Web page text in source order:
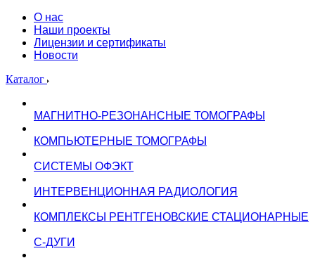
О нас
Наши проекты
Лицензии и сертификаты
Новости
Каталог
МАГНИТНО-РЕЗОНАНСНЫЕ ТОМОГРАФЫ
КОМПЬЮТЕРНЫЕ ТОМОГРАФЫ
СИСТЕМЫ ОФЭКТ
ИНТЕРВЕНЦИОННАЯ РАДИОЛОГИЯ
КОМПЛЕКСЫ РЕНТГЕНОВСКИЕ СТАЦИОНАРНЫЕ
С-ДУГИ